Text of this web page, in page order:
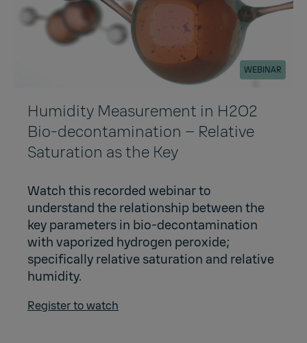
WEBINAR
Humidity Measurement in H2O2
Bio-decontamination – Relative
Saturation as the Key
Watch this recorded webinar to
understand the relationship between the
key parameters in bio-decontamination
with vaporized hydrogen peroxide;
specifically relative saturation and relative
humidity.
Register to watch